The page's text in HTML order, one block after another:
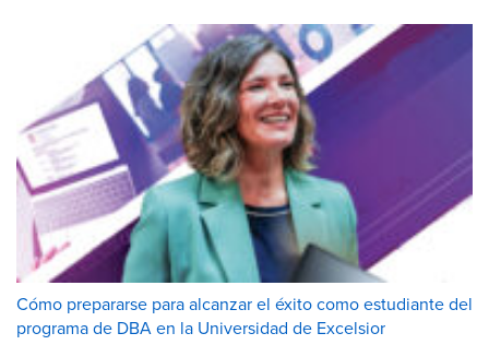
Cómo prepararse para alcanzar el éxito como estudiante del
programa de DBA en la Universidad de Excelsior